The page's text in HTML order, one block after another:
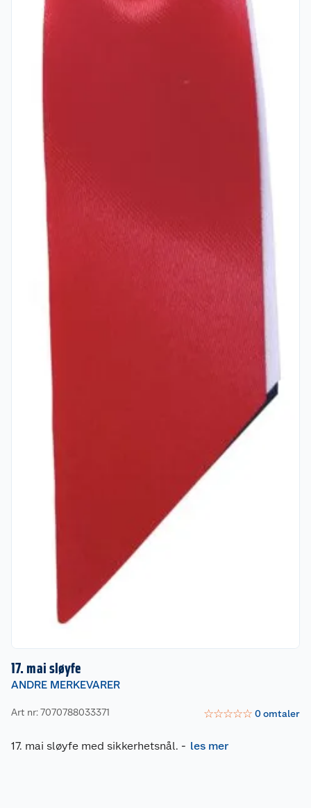
17. mai sløyfe
ANDRE MERKEVARER
Art nr: 7070788033371 ☆☆☆☆☆ 0omtaler
17. mai sløyfe med sikkerhetsnål. - les mer